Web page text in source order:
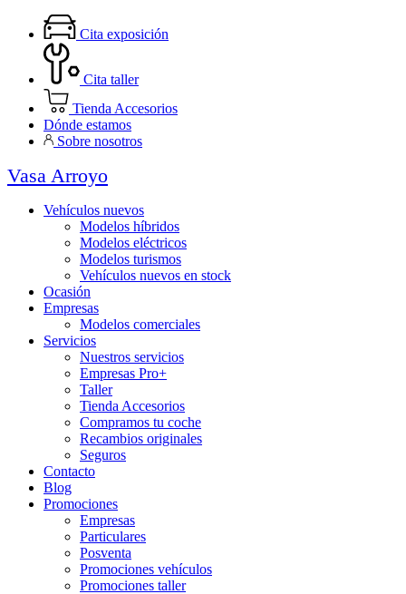
Cita exposición
Cita taller
Tienda Accesorios
Dónde estamos
Sobre nosotros
Vasa Arroyo
Vehículos nuevos
Modelos híbridos
Modelos eléctricos
Modelos turismos
Vehículos nuevos en stock
Ocasión
Empresas
Modelos comerciales
Servicios
Nuestros servicios
Empresas Pro+
Taller
Tienda Accesorios
Compramos tu coche
Recambios originales
Seguros
Contacto
Blog
Promociones
Empresas
Particulares
Posventa
Promociones vehículos
Promociones taller